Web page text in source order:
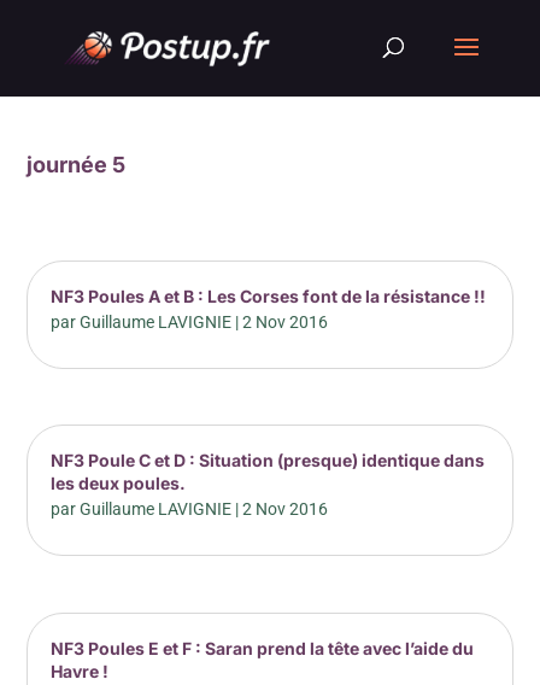
journée 5
NF3 Poules A et B : Les Corses font de la résistance !!
parGuillaume LAVIGNIE |2 Nov 2016
NF3 Poule C et D : Situation (presque) identique dans
les deux poules.
parGuillaume LAVIGNIE |2 Nov 2016
NF3 Poules E et F : Saran prend la tête avec l’aide du
Havre !